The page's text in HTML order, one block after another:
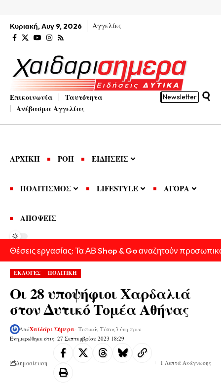
Κυριακή, Αυγ 9, 2026 Αγγελίες
Επικοινωνία
Ταυτότητα
Ανέβασμα Αγγελίας
Newsletter
ΑΡΧΙΚΗ ΡΟΗ ΕΙΔΗΣΕΙΣ
ΠΟΛΙΤΙΣΜΟΣ LIFESTYLE ΑΓΟΡΑ
ΑΠΟΨΕΙΣ
Θέσεις εργασίας: Τα ΑΒ Shop & Go αναζητούν
ΕΚΛΟΓΕΣ ΠΟΛΙΤΙΚΗ
Οι 28 υποψήφιοι Χαρδαλιά
στον Δυτικό Τομέα Αθήνας
Ενημερώθηκε στις: 27 Σεπτεμβρίου 2023 18:29
ΑπόΧαϊδάρι Σήμερα- Τοπικός Τύπος3 έτη πριν
Δημοσίευση 1 Λεπτά Ανάγνωσης